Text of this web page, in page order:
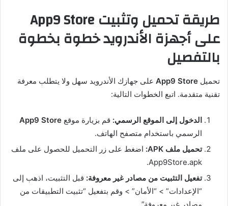
طريقة تحميل وتثبيت App9 Store
على أجهزة الأندرويد خطوة بخطوة
بالتفصيل
تحميل App9 Store على جهازك الأندرويد سهل ولا يتطلب معرفة
تقنية متقدمة. اتبع الخطوات التالية:
الدخول إلى الموقع الرسمي: قم بزيارة موقع App9 Store
الرسمي باستخدام متصفح الهاتف.
تحميل ملف APK:
اضغط على زر التحميل للحصول على ملف
App9Store.apk.
تفعيل التثبيت من مصادر غير معروفة: قبل التثبيت، اذهب إلى
“الإعدادات” > “الأمان” > وقم بتفعيل “تثبيت التطبيقات من
مصادر غير معروفة”.